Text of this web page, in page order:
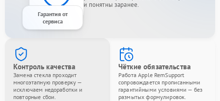
Гарантия от
сервиса
и понятны заранее.
Контроль качества
Замена стекла проходит
многоэтапную проверку —
исключаем недоработки и
повторные сбои.
Чёткие обязательства
Работа Apple RemSupport
сопровождается прописанными
гарантийными условиями — без
размытых формулировок.